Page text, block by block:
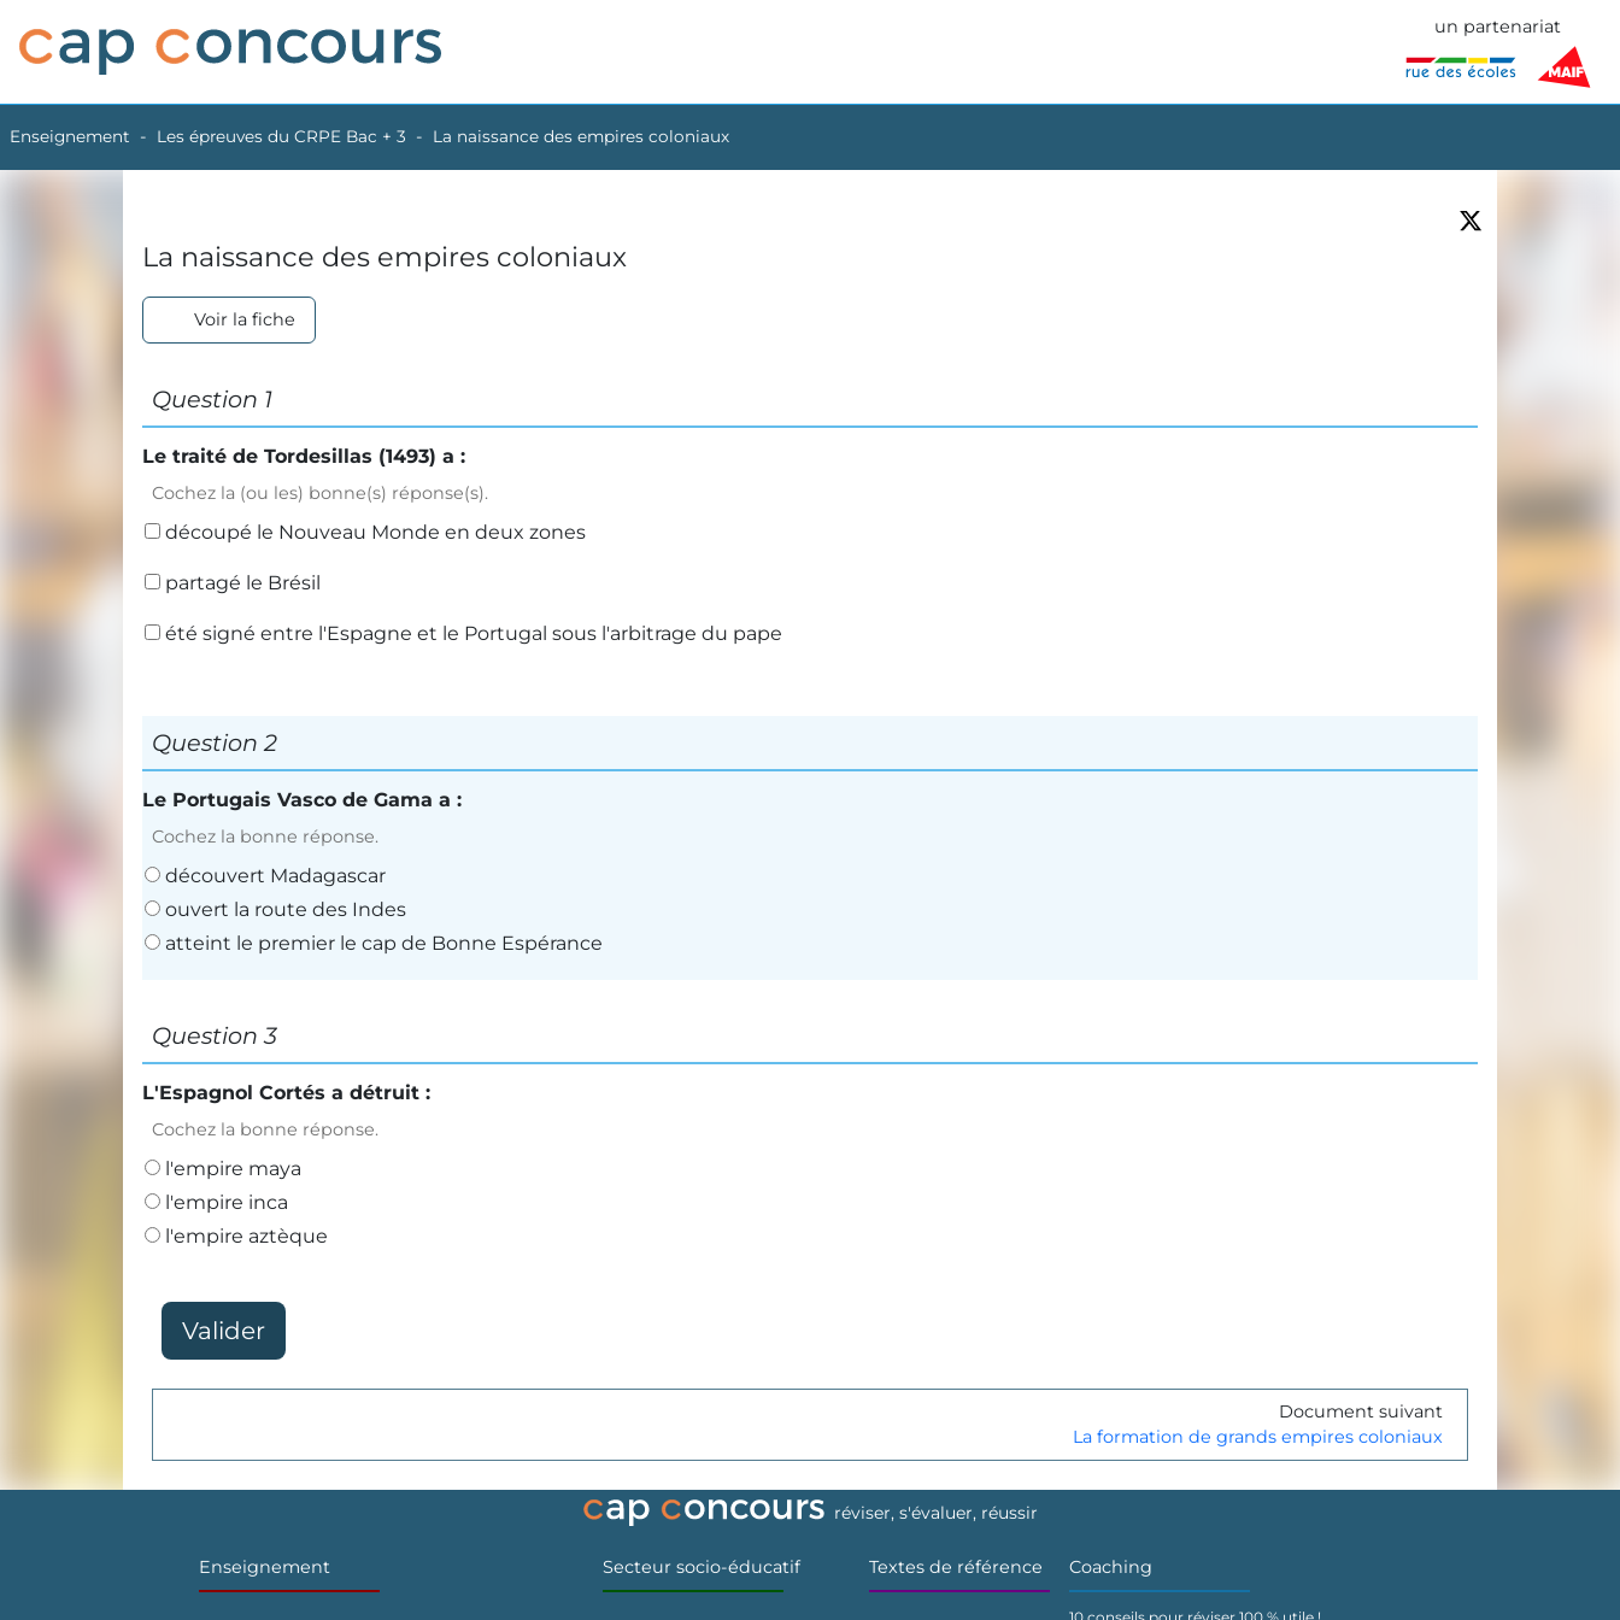
un partenariat
Enseignement Les épreuves du CRPE Bac + 3 La naissance des empires coloniaux
La naissance des empires coloniaux
Voir la fiche
Question 1
Le traité de Tordesillas (1493) a :
Cochez la (ou les) bonne(s) réponse(s).
découpé le Nouveau Monde en deux zones
partagé le Brésil
été signé entre l'Espagne et le Portugal sous l'arbitrage du pape
Question 2
Le Portugais Vasco de Gama a :
Cochez la bonne réponse.
découvert Madagascar
ouvert la route des Indes
atteint le premier le cap de Bonne Espérance
Question 3
L'Espagnol Cortés a détruit :
Cochez la bonne réponse.
l'empire maya
l'empire inca
l'empire aztèque
Document suivant
La formation de grands empires coloniaux
réviser, s'évaluer, réussir
Enseignement Secteur socio-éducatif Textes de référence Coaching